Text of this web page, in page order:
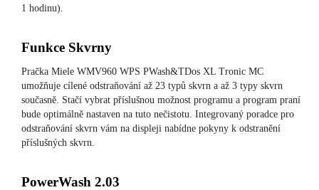
1 hodinu).
Funkce Skvrny
Pračka Miele WMV960 WPS PWash&TDos XL Tronic MC
umožňuje cílené odstraňování až 23 typů skvrn a až 3 typy skvrn
současně. Stačí vybrat příslušnou možnost programu a program praní
bude optimálně nastaven na tuto nečistotu. Integrovaný poradce pro
odstraňování skvrn vám na displeji nabídne pokyny k odstranění
příslušných skvrn.
PowerWash 2.03